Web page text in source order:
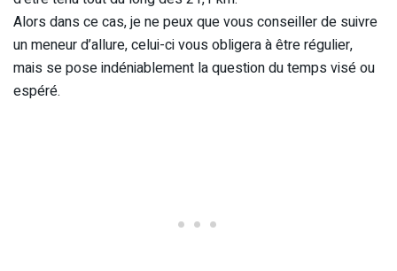
Alors dans ce cas, je ne peux que vous conseiller de suivre
un meneur d’allure, celui-ci vous obligera à être régulier,
mais se pose indéniablement la question du temps visé ou
espéré.